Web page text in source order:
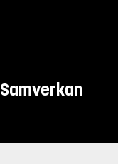
Samverkan